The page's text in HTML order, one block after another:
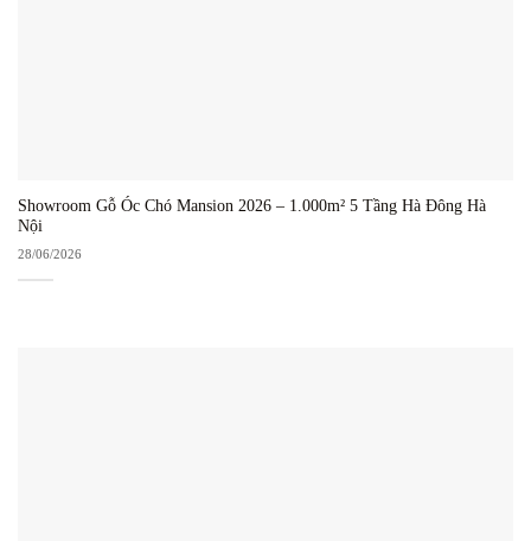
Showroom Gỗ Óc Chó Mansion 2026 – 1.000m² 5 Tầng Hà Đông Hà
Nội
28/06/2026